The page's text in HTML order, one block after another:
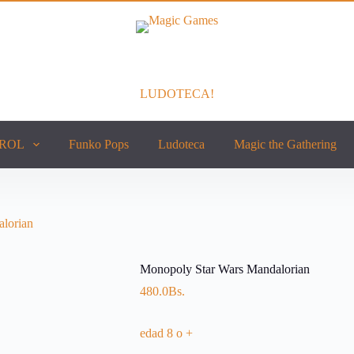
LUDOTECA!
Funko Pops Ludoteca Magic the Gathering
Monopoly Star Wars Mandalorian
480.0Bs.
edad 8 o +